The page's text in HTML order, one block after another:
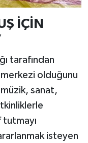
İÇİN
tarafından
olduğunu
müzik, sanat,
tutmayı
isteyen